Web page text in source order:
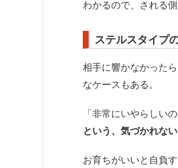
わかるので、される
ステルスタイプ
相手に響かなかった
なケースもある。
「非常にいやらしいの
という、気づかれな
お育ちがいいと自負